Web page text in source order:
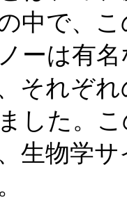
中で、
ーは有
それぞ
した。
生物学